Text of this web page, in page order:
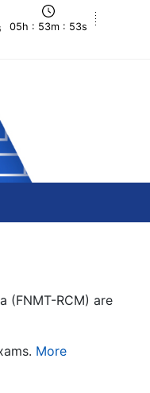
05h : 53m : 53s
(FNMT-RCM) are
More